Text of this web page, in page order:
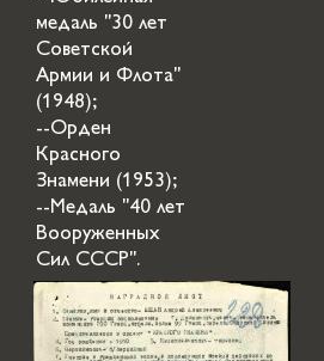
медаль "30 лет
Советской
Армии и Флота"
(1948);
--Орден
Красного
Знамени (1953);
--Медаль "40 лет
Вооруженных
Сил СССР".